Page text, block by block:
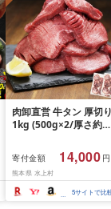
肉卸直営 牛タン 厚切
1kg (500g×2/厚さ約
牛肉 焼肉 冷凍 スライ
業務用 バーベキュー
BBQ おつまみ ギフト
祝い お中元 夏ギフト
寄付金額 14,000
熊本県 水上村
5サイトで比